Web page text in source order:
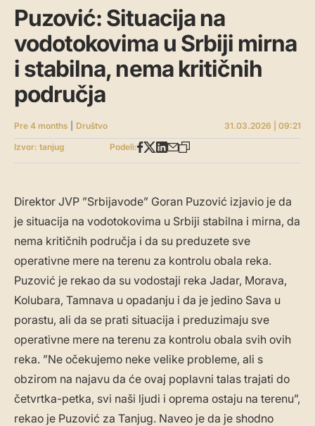
Puzović: Situacija na
vodotokovima u Srbiji mirna
i stabilna, nema kritičnih
područja
Pre 4 months Društvo
31.03.2026 | 09:21
Izvor: tanjug
Podeli:
Direktor JVP ”Srbijavode” Goran Puzović izjavio je da
je situacija na vodotokovima u Srbiji stabilna i mirna, da
nema kritičnih područja i da su preduzete sve
operativne mere na terenu za kontrolu obala reka.
Puzović je rekao da su vodostaji reka Jadar, Morava,
Kolubara, Tamnava u opadanju i da je jedino Sava u
porastu, ali da se prati situacija i preduzimaju sve
operativne mere na terenu za kontrolu obala svih ovih
reka. ”Ne očekujemo neke velike probleme, ali s
obzirom na najavu da će ovaj poplavni talas trajati do
četvrtka-petka, svi naši ljudi i oprema ostaju na terenu”,
rekao je Puzović za Tanjug. Naveo je da je shodno